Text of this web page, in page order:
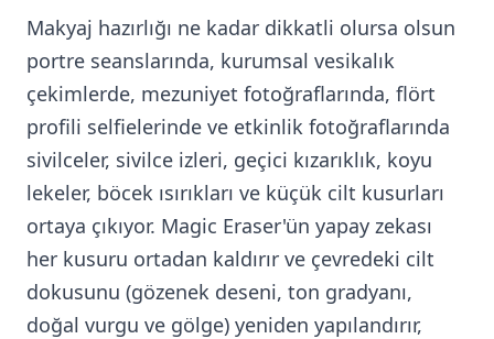
Makyaj hazırlığı ne kadar dikkatli olursa olsun
portre seanslarında, kurumsal vesikalık
çekimlerde, mezuniyet fotoğraflarında, flört
profili selfielerinde ve etkinlik fotoğraflarında
sivilceler, sivilce izleri, geçici kızarıklık, koyu
lekeler, böcek ısırıkları ve küçük cilt kusurları
ortaya çıkıyor. Magic Eraser'ün yapay zekası
her kusuru ortadan kaldırır ve çevredeki cilt
dokusunu (gözenek deseni, ton gradyanı,
doğal vurgu ve gölge) yeniden yapılandırır,